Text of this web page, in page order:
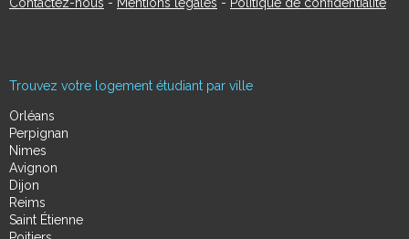
Trouvez votre logement étudiant par ville
Orléans
Perpignan
Nimes
Avignon
Dijon
Reims
Saint Étienne